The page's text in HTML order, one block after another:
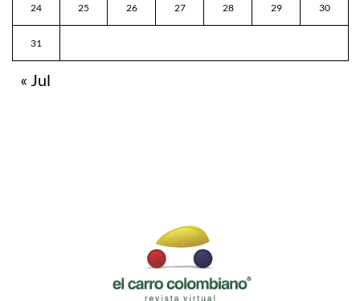
24 25 26 27 28 29 30
31
« Jul